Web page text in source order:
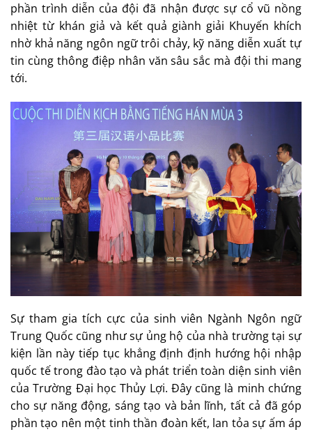
phần trình diễn của đội đã nhận được sự cổ vũ nồng
nhiệt từ khán giả và kết quả giành giải Khuyến khích
nhờ khả năng ngôn ngữ trôi chảy, kỹ năng diễn xuất tự
tin cùng thông điệp nhân văn sâu sắc mà đội thi mang
tới.
Sự tham gia tích cực của sinh viên Ngành Ngôn ngữ
Trung Quốc cũng như sự ủng hộ của nhà trường tại sự
kiện lần này tiếp tục khẳng định định hướng hội nhập
quốc tế trong đào tạo và phát triển toàn diện sinh viên
của Trường Đại học Thủy Lợi. Đây cũng là minh chứng
cho sự năng động, sáng tạo và bản lĩnh, tất cả đã góp
phần tạo nên một tinh thần đoàn kết, lan tỏa sự ấm áp